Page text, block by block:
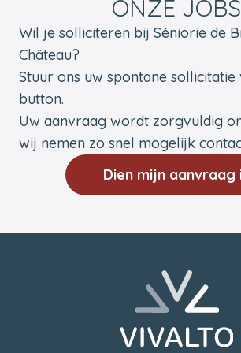
ONZE JOBS
Wil je solliciteren bij Séniorie de
Château?
Stuur ons uw spontane sollicitatie
button.
Uw aanvraag wordt zorgvuldig
wij nemen zo snel mogelijk
Dien mijn aanvraag
Terug naar de